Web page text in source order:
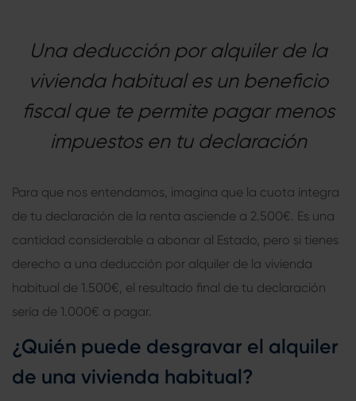
Una deducción por alquiler de la
vivienda habitual es un beneficio
fiscal que te permite pagar menos
impuestos en tu declaración
Para que nos entendamos, imagina que la cuota íntegra
de tu declaración de la renta asciende a 2.500€. Es una
cantidad considerable a abonar al Estado, pero si tienes
derecho a una deducción por alquiler de la vivienda
habitual de 1.500€, el resultado final de tu declaración
sería de 1.000€ a pagar.
¿Quién puede desgravar el alquiler
de una vivienda habitual?